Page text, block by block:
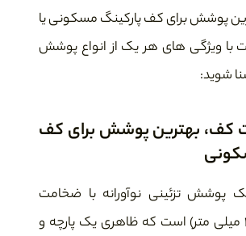
پوشش برای کف پارکینگ مسکونی یا
با ویژگی های هر یک از انواع پوشش
شوید:
کف، بهترین پوشش برای کف
پوشش تزئینی نوآورانه با ضخامت
بسیار کم (۲-۳ میلی متر) است که ظاهری یک پارچه و